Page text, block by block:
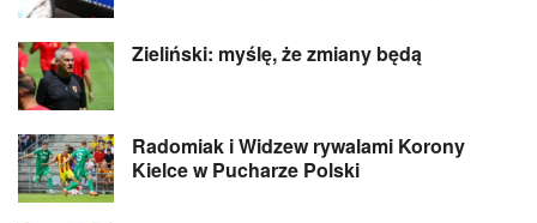
Zieliński: myślę, że zmiany będą
Radomiak i Widzew rywalami Korony
Kielce w Pucharze Polski